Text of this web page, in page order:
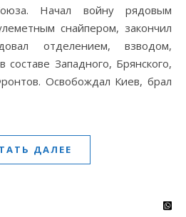
снайпером, закончил
отделением, взводом,
составе Западного, Брянского,
Освобождал Киев, брал
ДАЛЕЕ